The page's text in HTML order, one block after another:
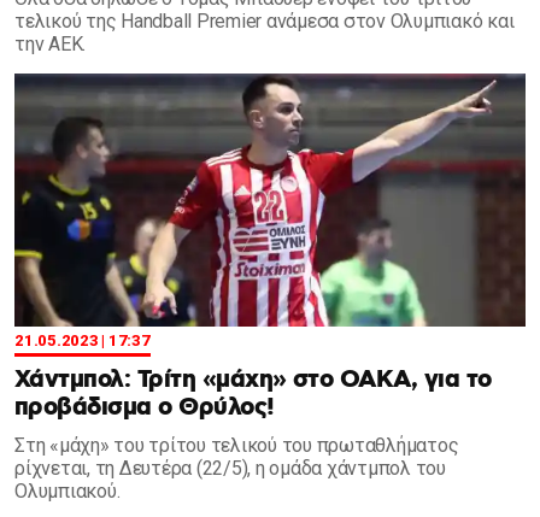
τελικού της Handball Premier ανάμεσα στον Ολυμπιακό και
την ΑΕΚ.
21.05.2023 | 17:37
Χάντμπολ: Τρίτη «μάχη» στο ΟΑΚΑ, για το
προβάδισμα ο Θρύλος!
Στη «μάχη» του τρίτου τελικού του πρωταθλήματος
ρίχνεται, τη Δευτέρα (22/5), η ομάδα χάντμπολ του
Ολυμπιακού.